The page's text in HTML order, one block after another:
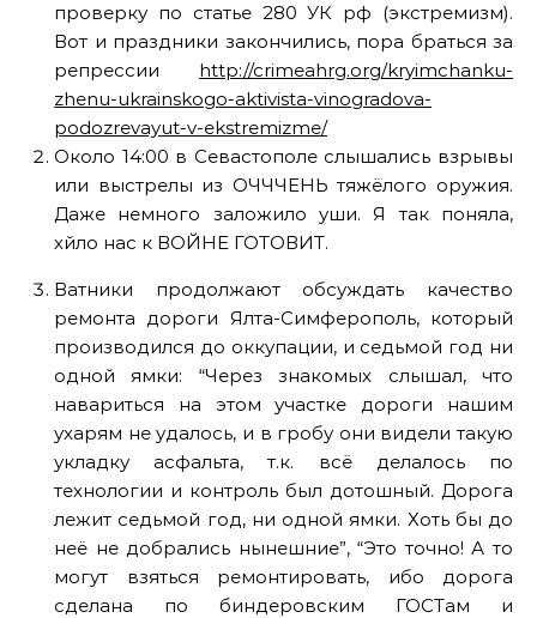
проверку по статье 280 УК рф (экстремизм).
Вот и праздники закончились, пора браться за
репрессии http://crimeahrg.org/kryimchanku-
zhenu-ukrainskogo-aktivista-vinogradova-
podozrevayut-v-ekstremizme/
Около 14:00 в Севастополе слышались взрывы
или выстрелы из ОЧЧЧЕНЬ тяжёлого оружия.
Даже немного заложило уши. Я так поняла,
хйло нас к ВОЙНЕ ГОТОВИТ.
Ватники продолжают обсуждать качество
ремонта дороги Ялта-Симферополь, который
производился до оккупации, и седьмой год ни
одной ямки: “Через знакомых слышал, что
навариться на этом участке дороги нашим
ухарям не удалось, и в гробу они видели такую
укладку асфальта, т.к. всё делалось по
технологии и контроль был дотошный. Дорога
лежит седьмой год, ни одной ямки. Хоть бы до
неё не добрались нынешние”, “Это точно! А то
могут взяться ремонтировать, ибо дорога
сделана по биндеровским ГОСТам и